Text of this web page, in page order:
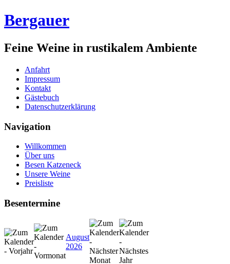
Bergauer
Feine Weine in rustikalem Ambiente
Anfahrt
Impressum
Kontakt
Gästebuch
Datenschutzerklärung
Navigation
Willkommen
Über uns
Besen Katzeneck
Unsere Weine
Preisliste
Besentermine
August
2026